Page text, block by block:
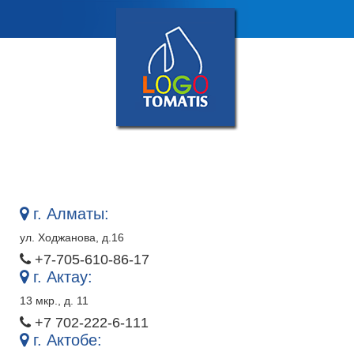
г. Алматы:
ул. Ходжанова, д.16
+7-705-610-86-17
г. Актау:
13 мкр., д. 11
+7 702-222-6-111
г. Актобе: